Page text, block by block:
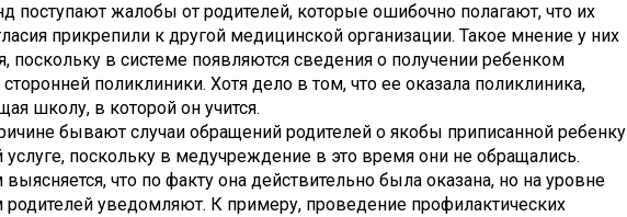
поступают жалобы от родителей, которые ошибочно полагают, что их
прикрепили к другой медицинской организации. Такое мнение у них
поскольку в системе появляются сведения о получении ребенком
поликлиники. Хотя дело в том, что ее оказала поликлиника,
школу, в которой он учится.
бывают случаи обращений родителей о якобы приписанной ребенку
поскольку в медучреждение в это время они не обращались.
что по факту она действительно была оказана, но на уровне
уведомляют. К примеру, проведение профилактических